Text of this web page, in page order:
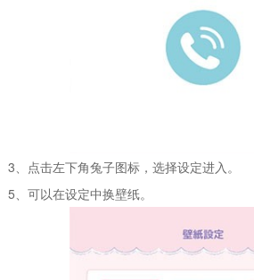
3、点击左下角兔子图标，选择设定进入。
5、可以在设定中换壁纸。